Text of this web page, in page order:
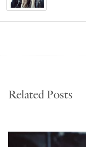
Related Posts